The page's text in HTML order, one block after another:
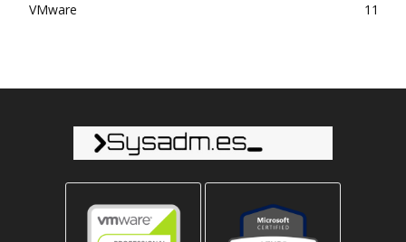
VMware
11